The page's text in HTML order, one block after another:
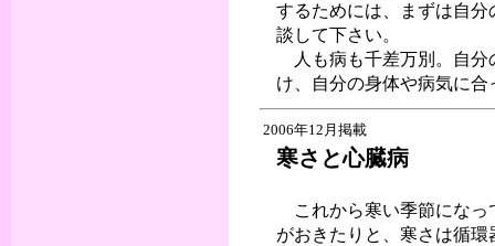
するためには、まずは自
談して下さい。
人も病も千差万別。自分
け、自分の身体や病気に
2006年12月掲載
寒さと心臓病
これから寒い季節になっ
がおきたりと、寒さは循